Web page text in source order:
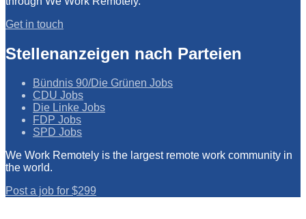
Get in touch
Stellenanzeigen nach Parteien
Bündnis 90/Die Grünen Jobs
CDU Jobs
Die Linke Jobs
FDP Jobs
SPD Jobs
We Work Remotely is the largest remote work community in
the world.
Post a job for $299